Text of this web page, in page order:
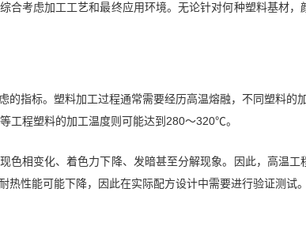
合考虑加工工艺和最终应用环境。无论针对何种塑料基材
的指标。塑料加工过程通常需要经历高温熔融，不同塑料的
工程塑料的加工温度则可能达到280～320℃。
色相变化、着色力下降、发暗甚至分解现象。因此，高温工
性能可能下降，因此在实际配方设计中需要进行验证测试。